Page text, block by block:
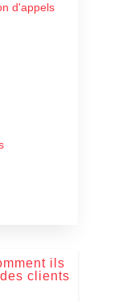
d'appels
ils
clients